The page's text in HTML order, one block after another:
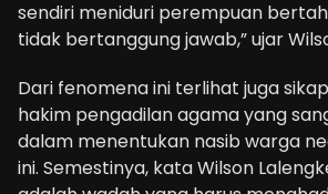
sendiri meniduri perempuan
tidak bertanggung jawab,” ujar
Dari fenomena ini terlihat juga
hakim pengadilan agama yang
dalam menentukan nasib warga
ini. Semestinya, kata Wilson